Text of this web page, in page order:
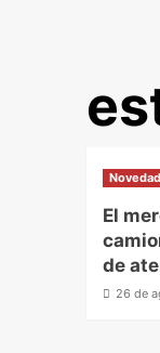
El
de
26 de